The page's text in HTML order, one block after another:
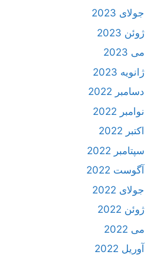
جولای 2023
ژوئن 2023
می 2023
ژانویه 2023
دسامبر 2022
نوامبر 2022
اکتبر 2022
سپتامبر 2022
آگوست 2022
جولای 2022
ژوئن 2022
می 2022
آوریل 2022